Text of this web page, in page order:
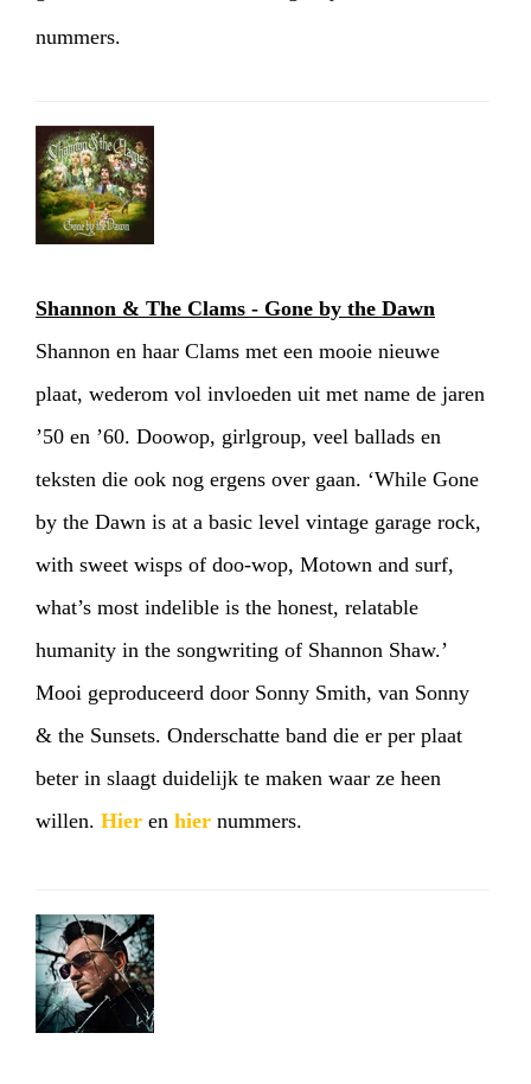
HOME
nummers.
Shannon & The Clams - Gone by the Dawn
Shannon en haar Clams met een mooie nieuwe
plaat, wederom vol invloeden uit met name de jaren
’50 en ’60. Doowop, girlgroup, veel ballads en
teksten die ook nog ergens over gaan. ‘While Gone
by the Dawn is at a basic level vintage garage rock,
with sweet wisps of doo-wop, Motown and surf,
what’s most indelible is the honest, relatable
humanity in the songwriting of Shannon Shaw.’
Mooi geproduceerd door Sonny Smith, van Sonny
& the Sunsets. Onderschatte band die er per plaat
beter in slaagt duidelijk te maken waar ze heen
willen. Hier en hier nummers.